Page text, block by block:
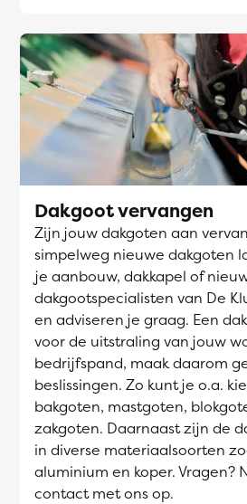
Dakgoot vervangen
Zijn jouw dakgoten aan
simpelweg nieuwe dakgoten
je aanbouw, dakkapel of
dakgootspecialisten van De
en adviseren je graag. Een
voor de uitstraling van jouw
bedrijfspand, maak daarom
beslissingen. Zo kunt je o.a.
bakgoten, mastgoten,
zakgoten. Daarnaast zijn de
in diverse materiaalsoorten
aluminium en koper. Vragen?
contact met ons op.